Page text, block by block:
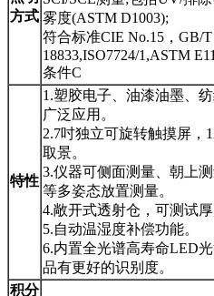
方式 雾度(ASTM D1003);
符合标准CIE No.15，GB/
18833,ISO7724/1,ASTM
条件C
特性
1.塑胶电子、油漆油墨、
广泛应用。
2.7吋独立可旋转触摸屏，
取景。
3.仪器可侧面测量、朝上
等多姿态放置测量。
4.敞开式透射仓，可测试厚
5.自动温湿度补偿功能。
6.内置全光谱高寿命LED
品有更好的识别度。
积分